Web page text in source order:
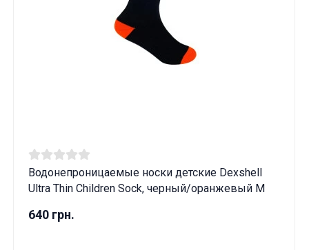
Водонепроницаемые носки детские Dexshell
Ultra Thin Children Sock, черный/оранжевый M
640 грн.